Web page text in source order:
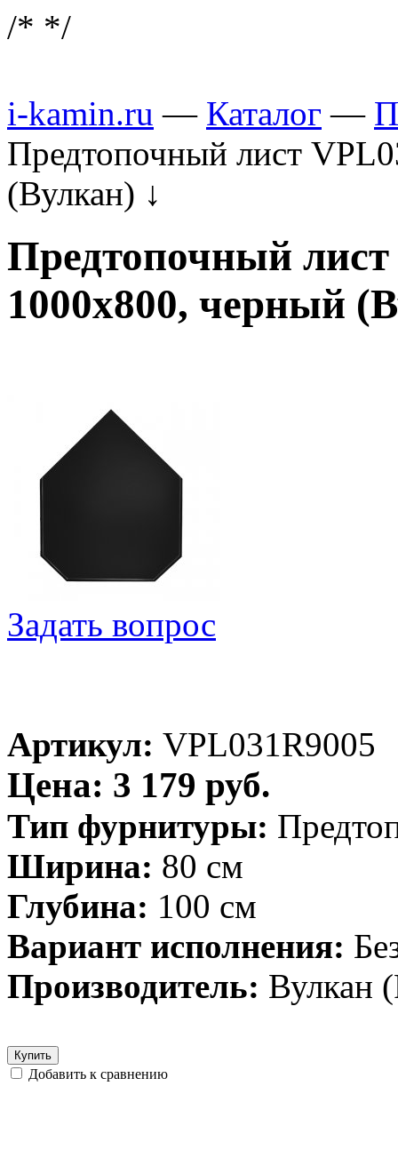
/* */
i-kamin.ru — Каталог —
Предтопочный лист
(Вулкан) ↓
Предтопочный
1000х800, черный
Задать вопрос
Артикул: VPL031R9005
Цена: 3 179 руб.
Тип фурнитуры:
Ширина: 80 см
Глубина: 100 см
Вариант исполнения:
Производитель: Вулкан
Купить
Добавить к сравнению